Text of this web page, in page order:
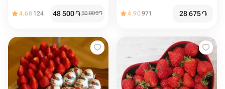
4.68 124 48 500֏50 000֏ 4.90971 28 675֏